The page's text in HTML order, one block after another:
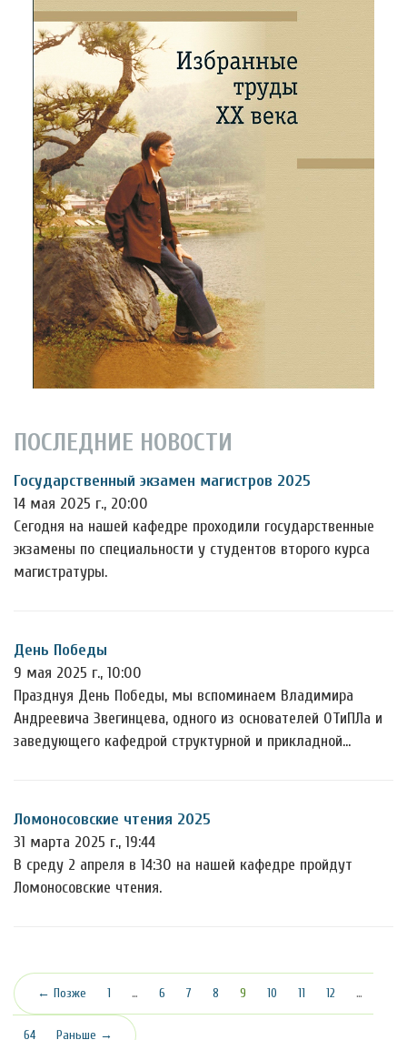
ПОСЛЕДНИЕ НОВОСТИ
Государственный экзамен магистров 2025
14 мая 2025 г., 20:00
Сегодня на нашей кафедре проходили государственные
экзамены по специальности у студентов второго курса
магистратуры.
День Победы
9 мая 2025 г., 10:00
Празднуя День Победы, мы вспоминаем Владимира
Андреевича Звегинцева, одного из основателей ОТиПЛа и
заведующего кафедрой структурной и прикладной…
Ломоносовские чтения 2025
31 марта 2025 г., 19:44
В среду 2 апреля в 14:30 на нашей кафедре пройдут
Ломоносовские чтения.
← Позже 1 … 6 7 8 9 (текущая)
10 11 12 …
64 Раньше →